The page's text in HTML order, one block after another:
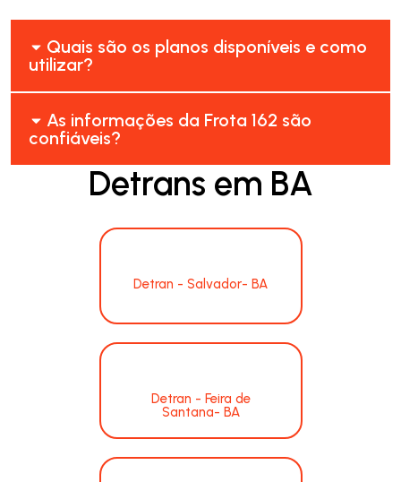
Quais são os planos disponíveis e como
utilizar?
As informações da Frota 162 são
confiáveis?
Detrans em BA
Detran - Salvador- BA
Detran - Feira de
Santana- BA